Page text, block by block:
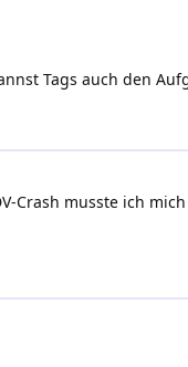
Tags auch den
Crash musste ich